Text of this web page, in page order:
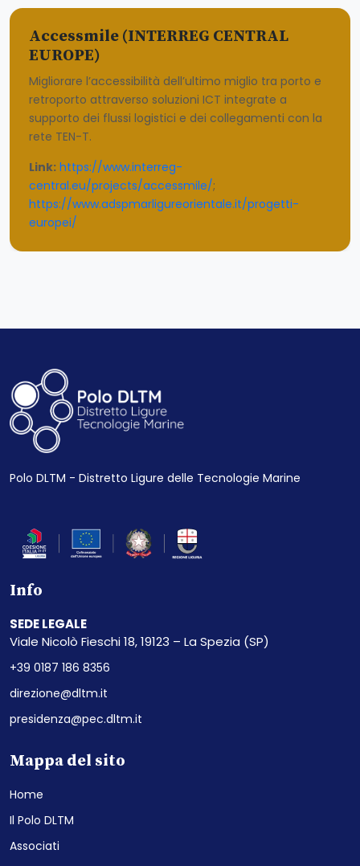
Accessmile (INTERREG CENTRAL
EUROPE)
Migliorare l’accessibilità dell’ultimo miglio tra porto e
retroporto attraverso soluzioni ICT integrate a
supporto dei flussi logistici e dei collegamenti con la
rete TEN-T.
Link: https://www.interreg-
central.eu/projects/accessmile/;
https://www.adspmarligureorientale.it/progetti-
europei/
Polo DLTM - Distretto Ligure delle Tecnologie Marine
Info
SEDE LEGALE
Viale Nicolò Fieschi 18, 19123 – La Spezia (SP)
+39 0187 186 8356
direzione@dltm.it
presidenza@pec.dltm.it
Mappa del sito
Home
Il Polo DLTM
Associati